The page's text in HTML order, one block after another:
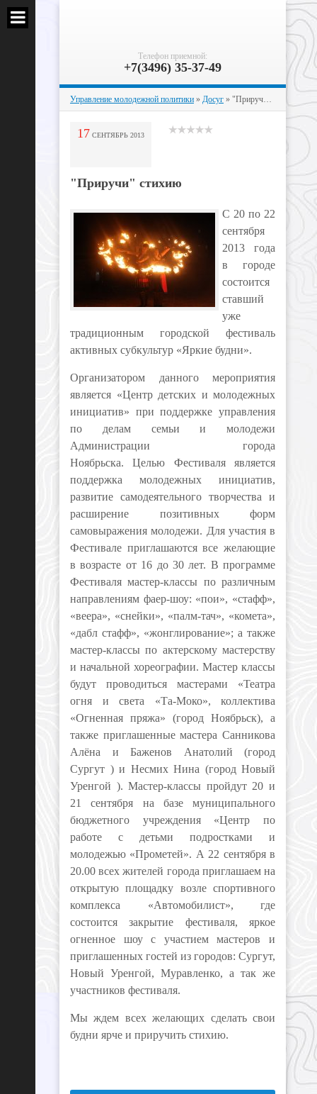
Телефон приемной:
+7(3496) 35-37-49
Управление молодежной политики » Досуг » "Приручи" стихию
17 СЕНТЯБРЬ 2013
"Приручи" стихию
С 20 по 22
сентября
2013 года
в городе
состоится
ставший
уже
традиционным городской фестиваль
активных субкультур «Яркие будни».
Организатором данного мероприятия
является «Центр детских и молодежных
инициатив» при поддержке управления
по делам семьи и молодежи
Администрации города
Ноябрьска.Целью Фестиваля является
поддержка молодежных инициатив,
развитие самодеятельного творчества и
расширение позитивных форм
самовыражения молодежи. Для участия в
Фестивале приглашаются все желающие
в возрасте от 16 до 30 лет. В программе
Фестиваля мастер-классы по различным
направлениям фаер-шоу: «пои», «стафф»,
«веера», «снейки», «палм-тач», «комета»,
«дабл стафф», «жонглирование»; а также
мастер-классы по актерскому мастерству
и начальной хореографии. Мастер классы
будут проводиться мастерами «Театра
огня и света «Та-Моко», коллектива
«Огненная пряжа» (город Ноябрьск), а
также приглашенные мастера Санникова
Алёна и Баженов Анатолий (город
Сургут ) и Несмих Нина (город Новый
Уренгой ). Мастер-классы пройдут 20 и
21 сентября на базе муниципального
бюджетного учреждения «Центр по
работе с детьми подростками и
молодежью «Прометей». А 22 сентября в
20.00 всех жителей города приглашаем на
открытую площадку возле спортивного
комплекса «Автомобилист», где
состоится закрытие фестиваля, яркое
огненное шоу с участием мастеров и
приглашенных гостей из городов: Сургут,
Новый Уренгой, Муравленко, а так же
участников фестиваля.
Мы ждем всех желающих сделать свои
будни ярче и приручить стихию.